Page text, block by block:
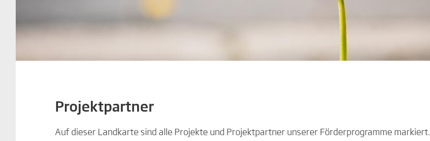
Projektpartner
Auf dieser Landkarte sind alle Projekte und Projektpartner unserer Förderprogramme markiert.